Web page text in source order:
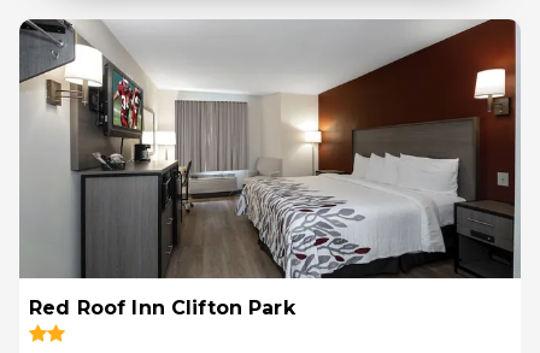
Red Roof Inn Clifton Park